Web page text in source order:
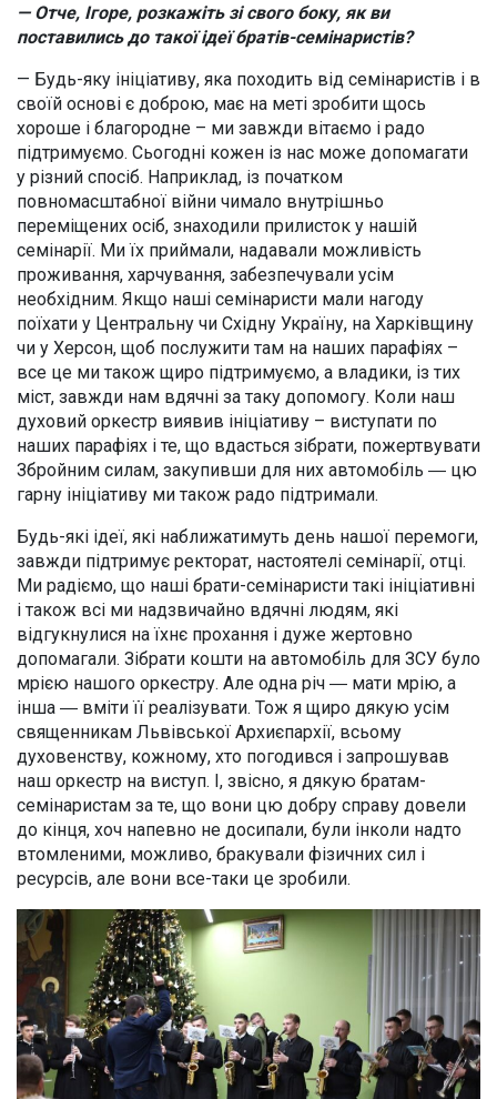
— Отче, Ігоре, розкажіть зі свого боку, як ви
поставились до такої ідеї братів-семінаристів?
— Будь-яку ініціативу, яка походить від семінаристів і в
своїй основі є доброю, має на меті зробити щось
хороше і благородне – ми завжди вітаємо і радо
підтримуємо. Сьогодні кожен із нас може допомагати
у різний спосіб. Наприклад, із початком
повномасштабної війни чимало внутрішньо
переміщених осіб, знаходили прилисток у нашій
семінарії. Ми їх приймали, надавали можливість
проживання, харчування, забезпечували усім
необхідним. Якщо наші семінаристи мали нагоду
поїхати у Центральну чи Східну Україну, на Харківщину
чи у Херсон, щоб послужити там на наших парафіях –
все це ми також щиро підтримуємо, а владики, із тих
міст, завжди нам вдячні за таку допомогу. Коли наш
духовий оркестр виявив ініціативу – виступати по
наших парафіях і те, що вдасться зібрати, пожертвувати
Збройним силам, закупивши для них автомобіль ― цю
гарну ініціативу ми також радо підтримали.
Будь-які ідеї, які наближатимуть день нашої перемоги,
завжди підтримує ректорат, настоятелі семінарії, отці.
Ми радіємо, що наші брати-семінаристи такі ініціативні
і також всі ми надзвичайно вдячні людям, які
відгукнулися на їхнє прохання і дуже жертовно
допомагали. Зібрати кошти на автомобіль для ЗСУ було
мрією нашого оркестру. Але одна річ ― мати мрію, а
інша ― вміти її реалізувати. Тож я щиро дякую усім
священникам Львівської Архиєпархії, всьому
духовенству, кожному, хто погодився і запрошував
наш оркестр на виступ. І, звісно, я дякую братам-
семінаристам за те, що вони цю добру справу довели
до кінця, хоч напевно не досипали, були інколи надто
втомленими, можливо, бракували фізичних сил і
ресурсів, але вони все-таки це зробили.